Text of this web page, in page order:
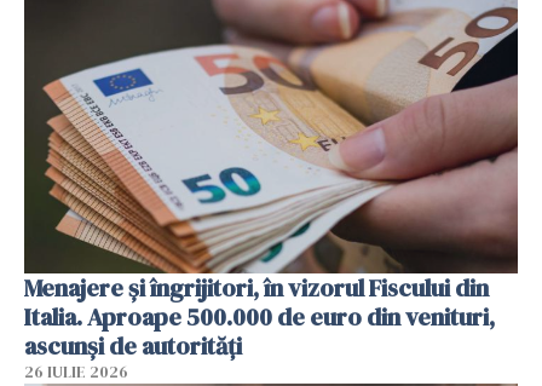
Menajere și îngrijitori, în vizorul Fiscului din
Italia. Aproape 500.000 de euro din venituri,
ascunși de autorități
26 IULIE 2026